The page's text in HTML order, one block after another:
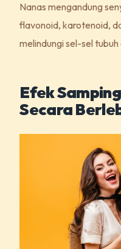
Nanas mengandung
flavonoid, karotenoid,
melindungi sel-sel
Efek
Secara